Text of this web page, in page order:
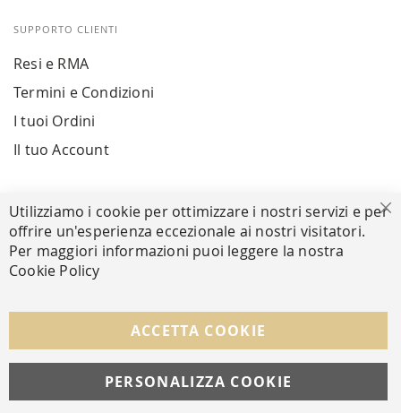
SUPPORTO CLIENTI
Resi e RMA
Termini e Condizioni
I tuoi Ordini
Il tuo Account
Facebook Instagram Whatsapp
© Copyright MAV Arreda s.r.l. | P.IVA IT05919160969
Via Galileo Galilei, 14 | Milano
Utilizziamo i cookie per ottimizzare i nostri servizi e per
offrire un'esperienza eccezionale ai nostri visitatori.
Per maggiori informazioni puoi leggere la nostra
Cookie Policy
ACCETTA COOKIE
PERSONALIZZA COOKIE